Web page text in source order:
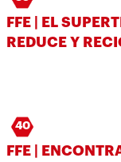
FFE | EL
REDUCE Y
40
FFE |